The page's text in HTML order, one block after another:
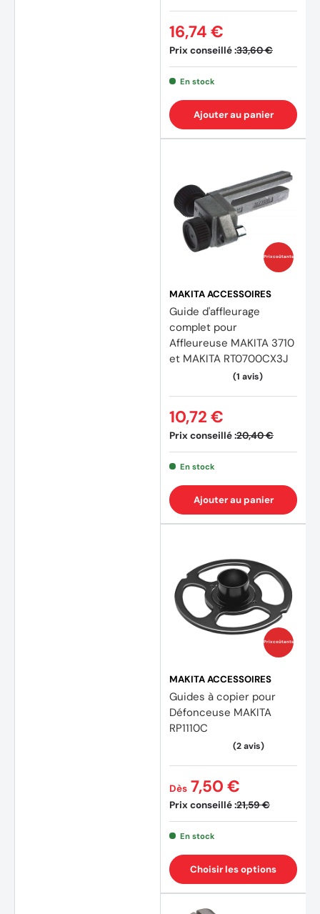
Prix conseillé :33,60 €
16,74 €
En stock
Ajouter au panier
Prix coûtants
MAKITA ACCESSOIRES
Guide d'affleurage
complet pour
Affleureuse MAKITA 3710
et MAKITA RT0700CX3J
Prix conseillé :20,40 €
10,72 €
En stock
Ajouter au panier
Prix coûtants
MAKITA ACCESSOIRES
Guides à copier pour
Défonceuse MAKITA
RP1110C
Prix conseillé :21,59 €
Dès 7,50 €
En stock
Choisir les options